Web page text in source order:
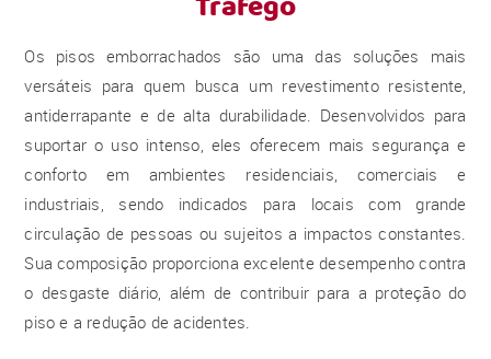
Os pisos emborrachados são uma das soluções mais
versáteis para quem busca um revestimento resistente,
antiderrapante e de alta durabilidade. Desenvolvidos para
suportar o uso intenso, eles oferecem mais segurança e
conforto em ambientes residenciais, comerciais e
industriais, sendo indicados para locais com grande
circulação de pessoas ou sujeitos a impactos constantes.
Sua composição proporciona excelente desempenho contra
o desgaste diário, além de contribuir para a proteção do
piso e a redução de acidentes.